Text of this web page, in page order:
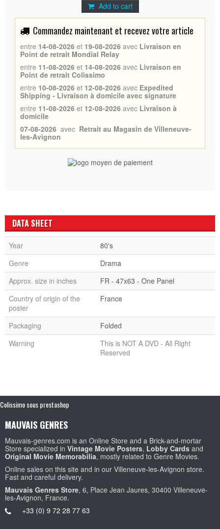
Add to cart
Commandez maintenant et recevez votre article
entre 14-08-2026 et 19-08-2026 avec Livraison en
Point de retrait Mondial Relay
entre 11-08-2026 et 14-08-2026 avec Livraison en
Point de retrait Colissimo
entre 10-08-2026 et 12-08-2026 avec Expedited
Shipping - Livraison à domicile avec signature
entre 11-08-2026 et 12-08-2026 avec Livraison à
domicile
07-08-2026 avec Retrait au Magasin de Villeneuve-
les-Avignon
DATA SHEET
Year
80's
Genre
Drama
Approx. size in inches
FR - 47x63 - One Panel
Country of origin of the
poster
France
Packaging
Folded
Warning
This is NOT A DVD - All Right
Reserved
Colissimo sous prestashop
MAUVAIS GENRES
Mauvais-genres.com is an Online Store and a Brick-and-mortar
Store specialized in Vintage Movie Posters, Lobby Cards and
Original Movie Memorabilia, mostly related to Genre Movies.
Online sales on this site and in our Villeneuve-les-Avignon store.
Fast and careful delivery.
Mauvais Genres Store, 6, Place Jean Jaures, 30400 Villeneuve-
les-Avignon, France.
+33 (0) 9 72 28 77 63